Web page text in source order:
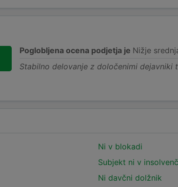
Poglobljena ocena podjetja je Nižje
Stabilno delovanje z določenimi dejavniki
Ni v blokadi
Subjekt ni v
Ni davčni dolžnik